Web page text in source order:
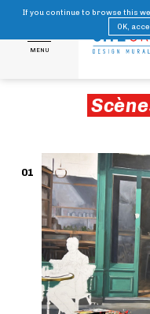
MENU
01
If you continue to browse this
OK,